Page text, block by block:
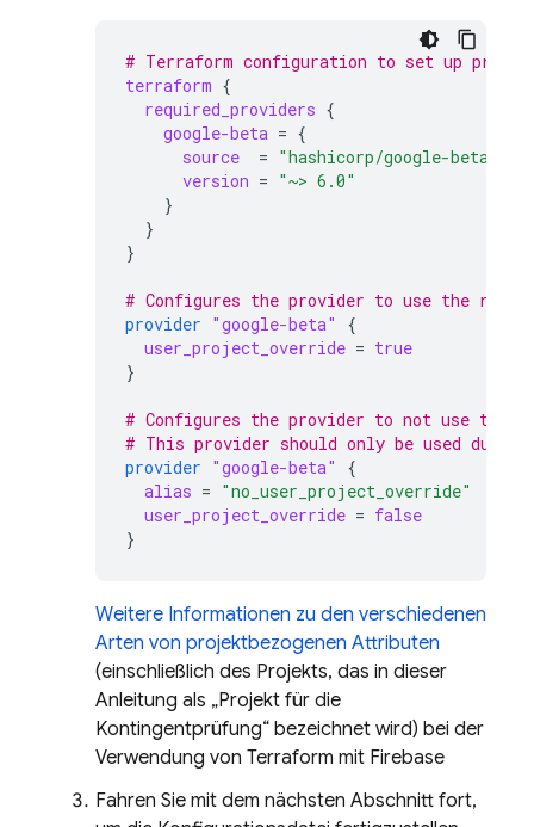
# Terraform configuration to set up
terraform {
required_providers {
google-beta = {
source
= "hashicorp/google-beta"
version = "~> 6.0"
}
}
}
# Configures the provider to use the
provider "google-beta"
{
user_project_override = true
}
# Configures the provider to not use the
# This provider should only be used
provider "google-beta"
{
alias = "no_user_project_override"
user_project_override = false
}
Weitere Informationen zu den verschiedenen
Arten von projektbezogenen Attributen
(einschließlich des Projekts, das in dieser
Anleitung als „Projekt für die
Kontingentprüfung“ bezeichnet wird) bei der
Verwendung von Terraform mit Firebase
Fahren Sie mit dem nächsten Abschnitt fort,